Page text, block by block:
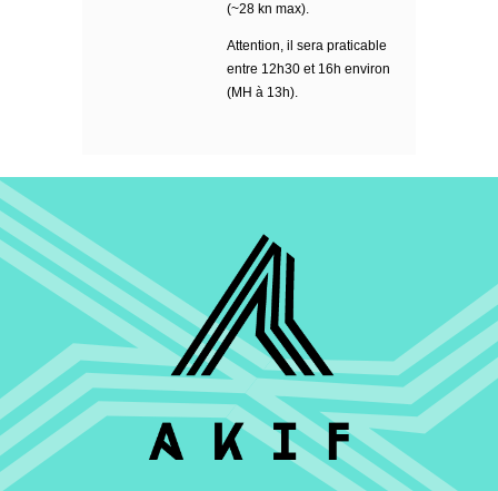
(~28 kn max).
Attention, il sera praticable
entre 12h30 et 16h environ
(MH à 13h).